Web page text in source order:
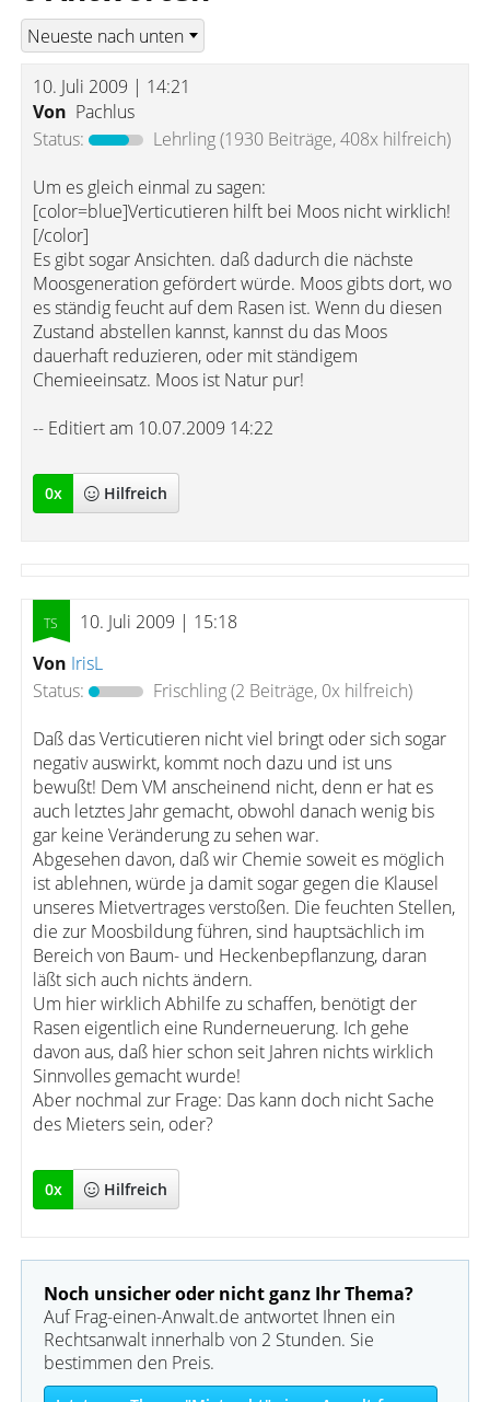
10. Juli 2009 | 14:21
Von Pachlus
Status:
Lehrling(1930 Beiträge, 408x hilfreich)
Um es gleich einmal zu sagen:
[color=blue]Verticutieren hilft bei Moos nicht wirklich!
[/color]
Es gibt sogar Ansichten. daß dadurch die nächste
Moosgeneration gefördert würde. Moos gibts dort, wo
es ständig feucht auf dem Rasen ist. Wenn du diesen
Zustand abstellen kannst, kannst du das Moos
dauerhaft reduzieren, oder mit ständigem
Chemieeinsatz. Moos ist Natur pur!
-- Editiert am 10.07.2009 14:22
0x Hilfreich
10. Juli 2009 | 15:18
Von IrisL
Status:
Frischling(2 Beiträge, 0x hilfreich)
Daß das Verticutieren nicht viel bringt oder sich sogar
negativ auswirkt, kommt noch dazu und ist uns
bewußt! Dem VM anscheinend nicht, denn er hat es
auch letztes Jahr gemacht, obwohl danach wenig bis
gar keine Veränderung zu sehen war.
Abgesehen davon, daß wir Chemie soweit es möglich
ist ablehnen, würde ja damit sogar gegen die Klausel
unseres Mietvertrages verstoßen. Die feuchten Stellen,
die zur Moosbildung führen, sind hauptsächlich im
Bereich von Baum- und Heckenbepflanzung, daran
läßt sich auch nichts ändern.
Um hier wirklich Abhilfe zu schaffen, benötigt der
Rasen eigentlich eine Runderneuerung. Ich gehe
davon aus, daß hier schon seit Jahren nichts wirklich
Sinnvolles gemacht wurde!
Aber nochmal zur Frage: Das kann doch nicht Sache
des Mieters sein, oder?
0x Hilfreich
Noch unsicher oder nicht ganz Ihr Thema?
Auf Frag-einen-Anwalt.de antwortet Ihnen ein
Rechtsanwalt innerhalb von 2 Stunden. Sie
bestimmen den Preis.